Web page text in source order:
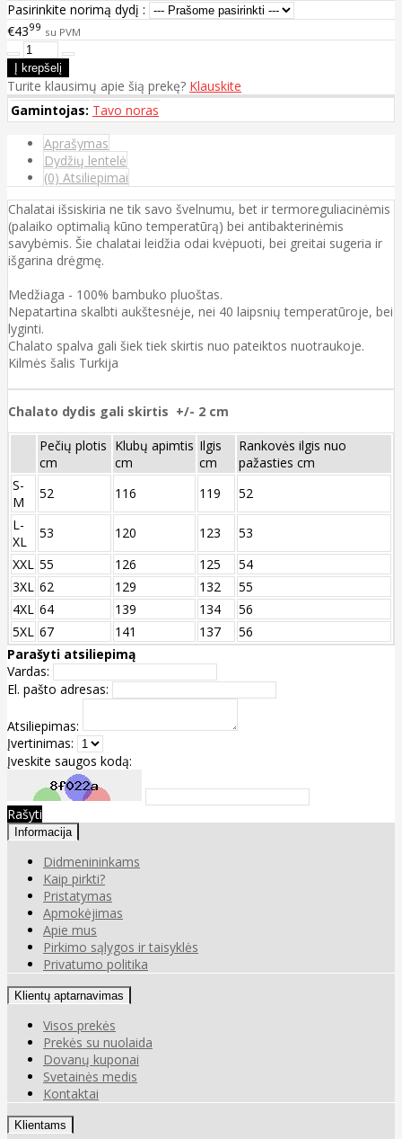
Pasirinkite norimą dydį :
€4399 su PVM
Turite klausimų apie šią prekę? Klauskite
Gamintojas: Tavo noras
Aprašymas
Dydžių lentelė
(0) Atsiliepimai
Chalatai išsiskiria ne tik savo švelnumu, bet ir termoreguliacinėmis
(palaiko optimalią kūno temperatūrą) bei antibakterinėmis
savybėmis. Šie chalatai leidžia odai kvėpuoti, bei greitai sugeria ir
išgarina drėgmę.
Medžiaga - 100% bambuko pluoštas.
Nepatartina skalbti aukštesnėje, nei 40 laipsnių temperatūroje, bei
lyginti.
Chalato spalva gali šiek tiek skirtis nuo pateiktos nuotraukoje.
Kilmės šalis Turkija
Chalato dydis gali skirtis +/- 2 cm
Pečių plotis
cm
Klubų apimtis
cm
Ilgis
cm
Rankovės ilgis nuo
pažasties cm
S-
M
52 116 119
52
L-
XL
53 120 123
53
XXL 55 126 125
54
3XL 62 129 132
55
4XL 64 139 134
56
5XL 67 141 137
56
Parašyti atsiliepimą
Vardas:
El. pašto adresas:
Atsiliepimas:
Įvertinimas:
Įveskite saugos kodą:
Rašyti
Informacija
Didmenininkams
Kaip pirkti?
Pristatymas
Apmokėjimas
Apie mus
Pirkimo sąlygos ir taisyklės
Privatumo politika
Klientų aptarnavimas
Visos prekės
Prekės su nuolaida
Dovanų kuponai
Svetainės medis
Kontaktai
Klientams